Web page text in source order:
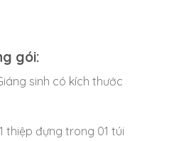
gói:
sinh có kích thước
thiệp đựng trong 01 túi